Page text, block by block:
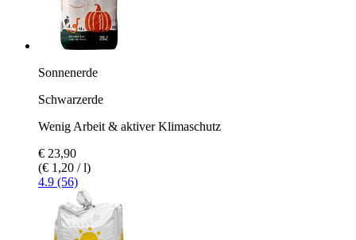
Sonnenerde
Schwarzerde
Wenig Arbeit & aktiver Klimaschutz
€ 23,90
(€ 1,20 / l)
4.9 (56)